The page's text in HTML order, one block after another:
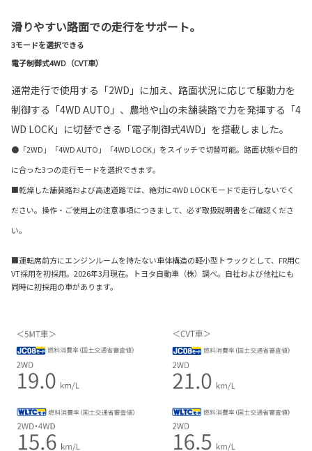
滑りやすい路面での走行をサポート。
3モードを選択できる
電子制御式4WD（CVT車）
通常走行で使用する「2WD」に加え、路面状況に応じて駆動力を
制御する「4WD AUTO」、農地や山の未舗装路で力を発揮する「4
WD LOCK」に切替できる「電子制御式4WD」を搭載しました。
●「2WD」「4WD AUTO」「4WD LOCK」をスイッチで切替可能。路面状態や目的
に合った3つの走行モードを選択できます。
■乾燥した舗装路および高速道路では、絶対に4WD LOCKモードで走行しないでく
ださい。操作・ご使用上の注意事項につきまして、必ず取扱説明書をご確認くださ
い。
■運転席前方にエンジンルームを持たない車体構造の軽小型トラックとして、FR用C
VT採用を初採用。2026年3月現在。トヨタ自動車（株）調べ。自社および他社にも
同時に初採用の車があります。